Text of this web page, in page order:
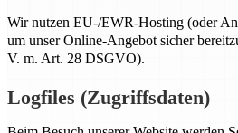
Wir nutzen EU-/EWR-Hosting (oder
um unser Online-Angebot sicher
V. m. Art. 28 DSGVO).
Logfiles (Zugriffsdaten)